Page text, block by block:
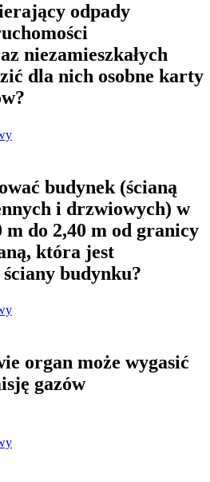
odpady
niezamieszkałych
dla nich osobne karty
budynek (ścianą
i drzwiowych) w
m do 2,40 m od granicy
która jest
budynku?
organ może wygasić
gazów